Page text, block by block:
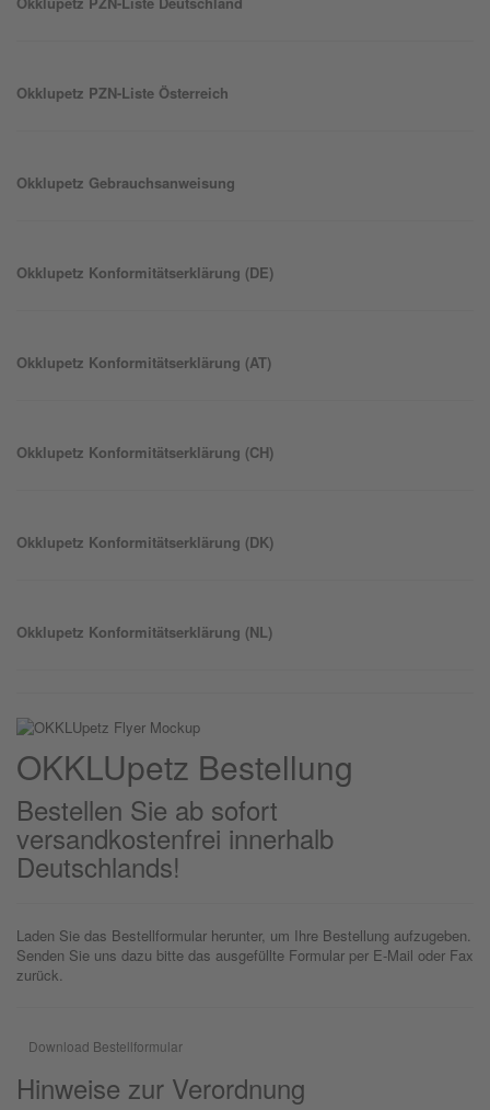
Okklupetz PZN-Liste Österreich
Okklupetz Gebrauchsanweisung
Okklupetz Konformitätserklärung (DE)
Okklupetz Konformitätserklärung (AT)
Okklupetz Konformitätserklärung (CH)
Okklupetz Konformitätserklärung (DK)
Okklupetz Konformitätserklärung (NL)
OKKLUpetz Bestellung
Bestellen Sie ab sofort
versandkostenfrei innerhalb
Deutschlands!
Laden Sie das Bestellformular herunter, um Ihre Bestellung aufzugeben.
Senden Sie uns dazu bitte das ausgefüllte Formular per E-Mail oder Fax
zurück.
Download Bestellformular
Hinweise zur Verordnung